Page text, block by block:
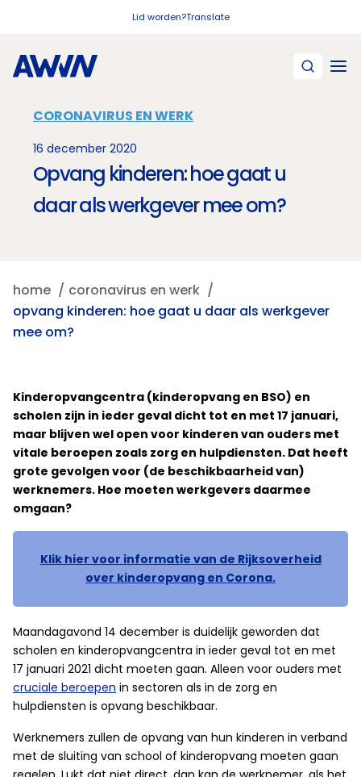
Lid worden?Translate
CORONAVIRUS EN WERK
16 december 2020
Opvang kinderen: hoe gaat u
daar als werkgever mee om?
home
coronavirus en werk
opvang kinderen: hoe gaat u daar als werkgever
mee om?
Kinderopvangcentra (kinderopvang en BSO) en
scholen zijn in ieder geval dicht tot en met 17 januari,
maar blijven wel open voor kinderen van ouders met
vitale beroepen zoals zorg en hulpdiensten. Dat heeft
grote gevolgen voor (de beschikbaarheid van)
werknemers. Hoe moeten werkgevers daarmee
omgaan?
Klik hier voor informatie van de Rijksoverheid
over kinderopvang en Corona.
Maandagavond 14 december is duidelijk geworden dat
scholen en kinderopvangcentra in ieder geval tot en met
17 januari 2021 dicht moeten gaan. Alleen voor ouders met
cruciale beroepen in sectoren als in de zorg en
hulpdiensten is opvang beschikbaar.
Werknemers zullen de opvang van hun kinderen in verband
met de sluiting van school of kinderopvang moeten gaan